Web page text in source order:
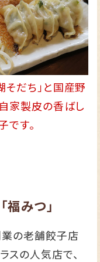
だち」と国産野
家製皮の香ばし
です。
みつ」
の老舗餃子店
スの人気店で、